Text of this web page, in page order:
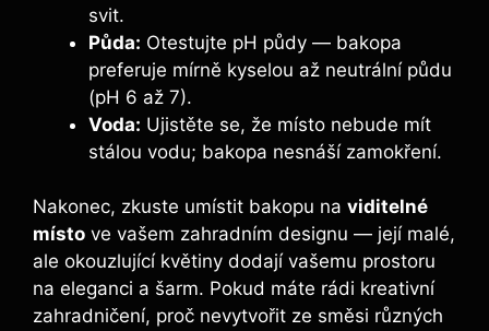
svit.
Půda: Otestujte pH půdy — bakopa
preferuje mírně kyselou až neutrální půdu
(pH 6 až 7).
Voda: Ujistěte se, že místo nebude mít
stálou vodu; bakopa nesnáší zamokření.
Nakonec, zkuste umístit bakopu na viditelné
místo ve vašem zahradním designu — její malé,
ale okouzlující květiny dodají vašemu prostoru
na eleganci a šarm. Pokud máte rádi kreativní
zahradničení, proč nevytvořit ze směsi různých